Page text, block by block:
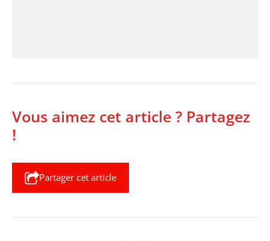
Vous aimez cet article ? Partagez
!
Partager cet article